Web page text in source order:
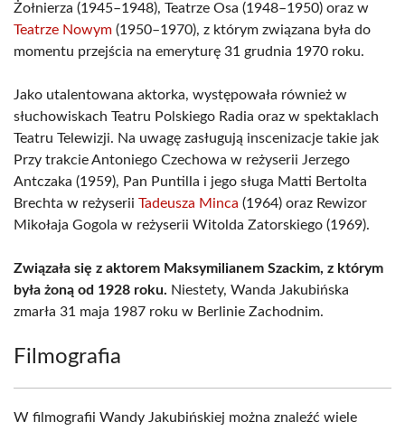
Żołnierza (1945–1948), Teatrze Osa (1948–1950) oraz w
Teatrze Nowym (1950–1970), z którym związana była do
momentu przejścia na emeryturę 31 grudnia 1970 roku.
Jako utalentowana aktorka, występowała również w
słuchowiskach Teatru Polskiego Radia oraz w spektaklach
Teatru Telewizji. Na uwagę zasługują inscenizacje takie jak
Przy trakcie Antoniego Czechowa w reżyserii Jerzego
Antczaka (1959), Pan Puntilla i jego sługa Matti Bertolta
Brechta w reżyserii Tadeusza Minca (1964) oraz Rewizor
Mikołaja Gogola w reżyserii Witolda Zatorskiego (1969).
Związała się z aktorem Maksymilianem Szackim, z którym
była żoną od 1928 roku. Niestety, Wanda Jakubińska
zmarła 31 maja 1987 roku w Berlinie Zachodnim.
Filmografia
W filmografii Wandy Jakubińskiej można znaleźć wiele